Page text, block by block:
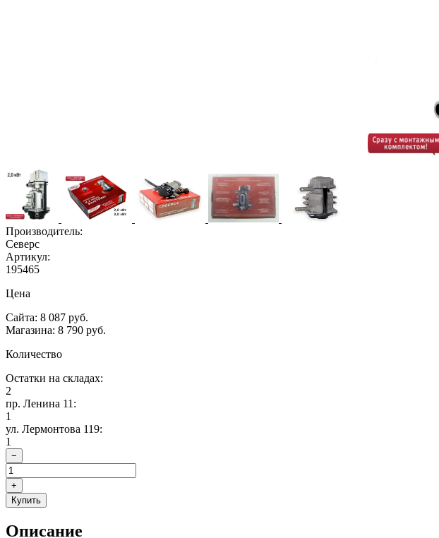
Производитель:
Северс
Артикул:
195465
Цена
Сайта: 8 087 руб.
Магазина: 8 790 руб.
Количество
Остатки на складах:
2
пр. Ленина 11:
1
ул. Лермонтова 119:
1
−
+
Купить
Описание